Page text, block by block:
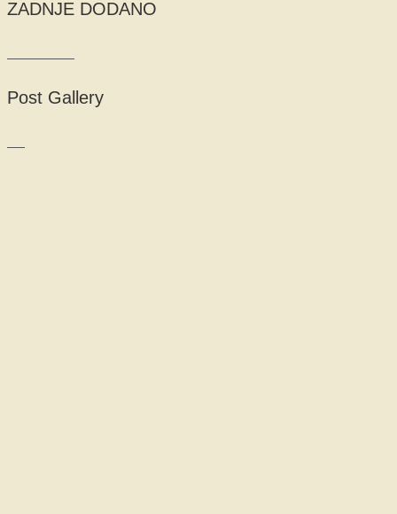
ZADNJE DODANO
Post Gallery